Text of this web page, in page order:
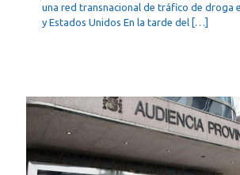
una red transnacional de tráfico de droga
y Estados Unidos En la tarde del […]